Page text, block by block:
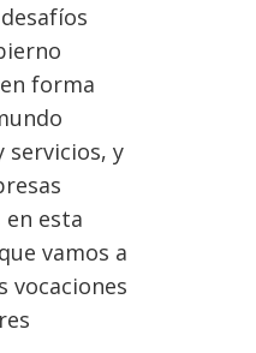
forma
y
esta
vamos a
vocaciones